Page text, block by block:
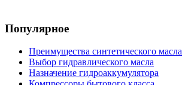
Популярное
Преимущества синтетического масла
Выбор гидравлического масла
Назначение гидроаккумулятора